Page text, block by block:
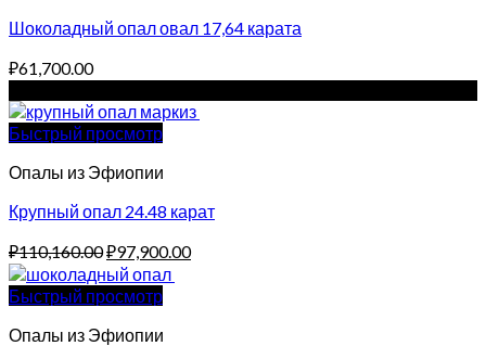
Шоколадный опал овал 17,64 карата
₽61,700.00
Быстрый просмотр
Опалы из Эфиопии
Крупный опал 24.48 карат
₽110,160.00Original
price
was:
₽110,160.00.
₽97,900.00Current
Быстрый просмотр
Опалы из Эфиопии